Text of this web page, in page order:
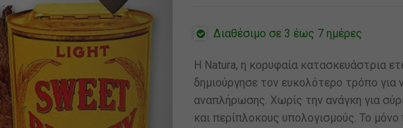
Διαθέσιμο σε 3 έως 7 ημέρες
Η Natura, η κορυφαία κατασκευάστρια
δημιούργησε τον ευκολότερο τρόπο για
αναπλήρωσης. Χωρίς την ανάγκη για
και περίπλοκους υπολογισμούς. Το μόνο